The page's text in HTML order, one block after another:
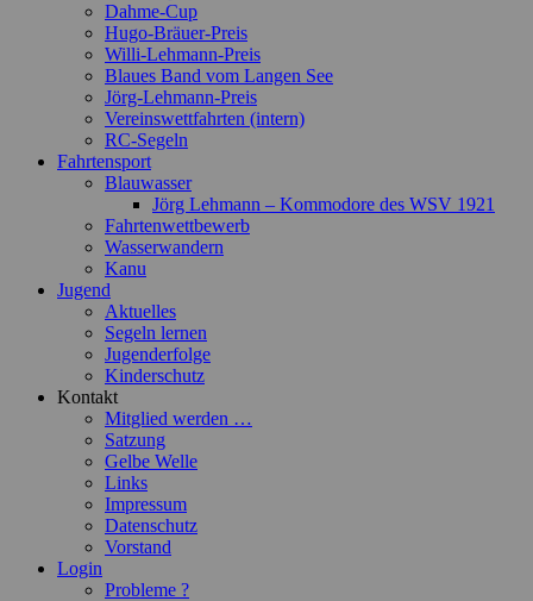
Dahme-Cup
Hugo-Bräuer-Preis
Willi-Lehmann-Preis
Blaues Band vom Langen See
Jörg-Lehmann-Preis
Vereinswettfahrten (intern)
RC-Segeln
Fahrtensport
Blauwasser
Jörg Lehmann – Kommodore des WSV 1921
Fahrtenwettbewerb
Wasserwandern
Kanu
Jugend
Aktuelles
Segeln lernen
Jugenderfolge
Kinderschutz
Kontakt
Mitglied werden …
Satzung
Gelbe Welle
Links
Impressum
Datenschutz
Vorstand
Login
Probleme ?